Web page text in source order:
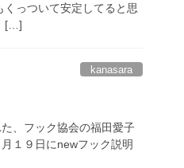
っついて安定してると思
[…]
kanasara
、フック協会の福田愛子
１９日にnewフック説明